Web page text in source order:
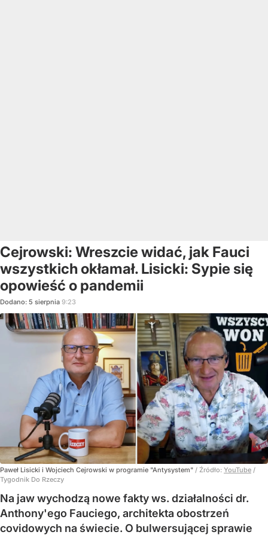
Cejrowski: Wreszcie widać, jak Fauci
wszystkich okłamał. Lisicki: Sypie się
opowieść o pandemii
Dodano: 5 sierpnia 9:23
Paweł Lisicki i Wojciech Cejrowski w programie "Antysystem" / Źródło: YouTube /
Tygodnik Do Rzeczy
Na jaw wychodzą nowe fakty ws. działalności dr.
Anthony'ego Fauciego, architekta obostrzeń
covidowych na świecie. O bulwersującej sprawie